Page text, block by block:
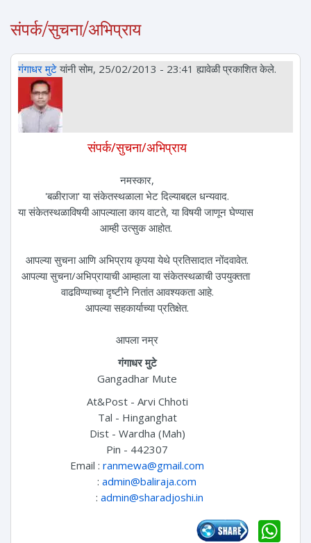
संपर्क/सुचना/अभिप्राय
गंगाधर मुटेयांनी सोम, 25/02/2013 - 23:41 ह्यावेळी प्रकाशित केले.
संपर्क/सुचना/अभिप्राय
नमस्कार,
'बळीराजा' या संकेतस्थळाला भेट दिल्याबद्दल धन्यवाद.
या संकेतस्थळाविषयी आपल्याला काय वाटते, या विषयी जाणून घेण्यास
आम्ही उत्सुक आहोत.
आपल्या सुचना आणि अभिप्राय कृपया येथे प्रतिसादात नोंदवावेत.
आपल्या सुचना/अभिप्रायाची आम्हाला या संकेतस्थळाची उपयुक्तता
वाढविण्याच्या दृष्टीने नितांत आवश्यकता आहे.
आपल्या सहकार्याच्या प्रतिक्षेत.
आपला नम्र
गंगाधर मुटे
Gangadhar Mute
At&Post - Arvi Chhoti
Tal - Hinganghat
Dist - Wardha (Mah)
Pin - 442307
Email : ranmewa@gmail.com
: admin@baliraja.com
: admin@sharadjoshi.in